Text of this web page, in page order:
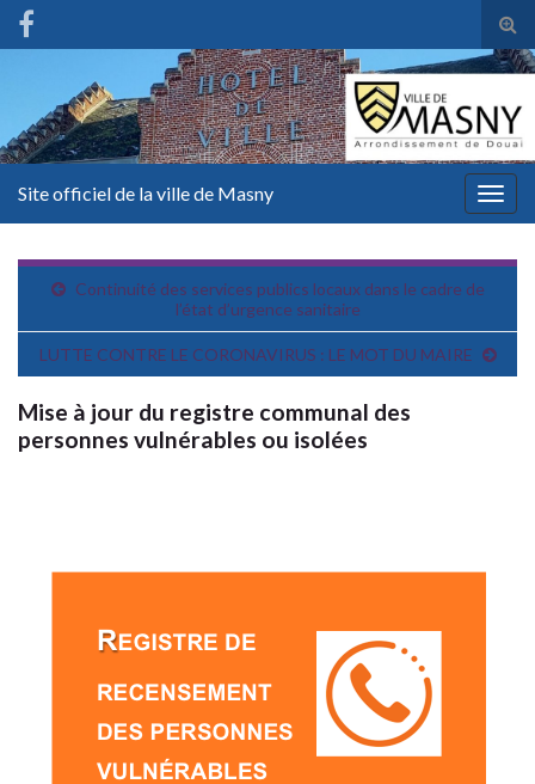
Site officiel de la ville de Masny
Continuité des services publics locaux dans le cadre de
l’état d’urgence sanitaire
LUTTE CONTRE LE CORONAVIRUS : LE MOT DU MAIRE
Mise à jour du registre communal des
personnes vulnérables ou isolées